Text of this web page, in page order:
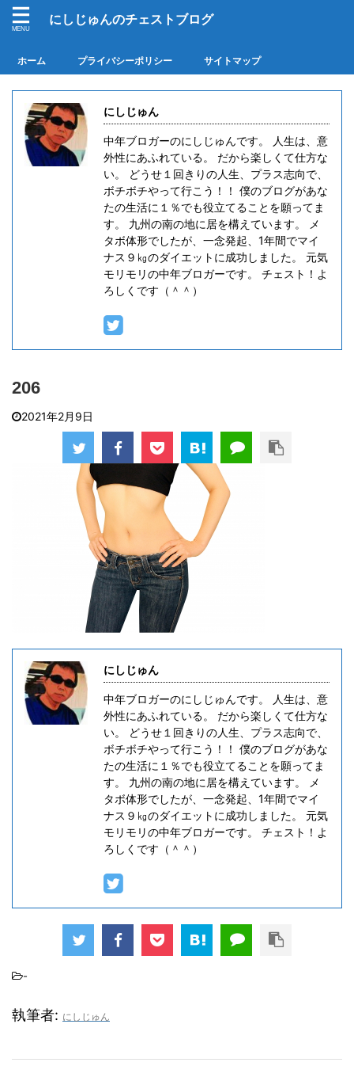
にしじゅんのチェストブログ
ホーム プライバシーポリシー サイトマップ
にしじゅん
中年ブロガーのにしじゅんです。 人生は、意
外性にあふれている。 だから楽しくて仕方な
い。 どうせ１回きりの人生、プラス志向で、
ボチボチやって行こう！！ 僕のブログがあな
たの生活に１％でも役立てることを願ってま
す。 九州の南の地に居を構えています。 メ
タボ体形でしたが、一念発起、1年間でマイ
ナス９㎏のダイエットに成功しました。 元気
モリモリの中年ブロガーです。 チェスト！よ
ろしくです（＾＾）
206
2021年2月9日
にしじゅん
中年ブロガーのにしじゅんです。 人生は、意
外性にあふれている。 だから楽しくて仕方な
い。 どうせ１回きりの人生、プラス志向で、
ボチボチやって行こう！！ 僕のブログがあな
たの生活に１％でも役立てることを願ってま
す。 九州の南の地に居を構えています。 メ
タボ体形でしたが、一念発起、1年間でマイ
ナス９㎏のダイエットに成功しました。 元気
モリモリの中年ブロガーです。 チェスト！よ
ろしくです（＾＾）
-
執筆者: にしじゅん